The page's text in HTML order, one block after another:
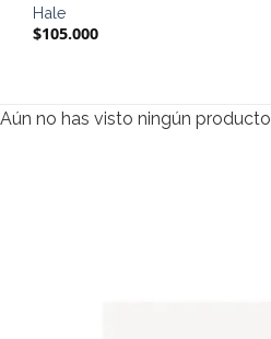
Hale
$105.000
Aún no has visto ningún producto